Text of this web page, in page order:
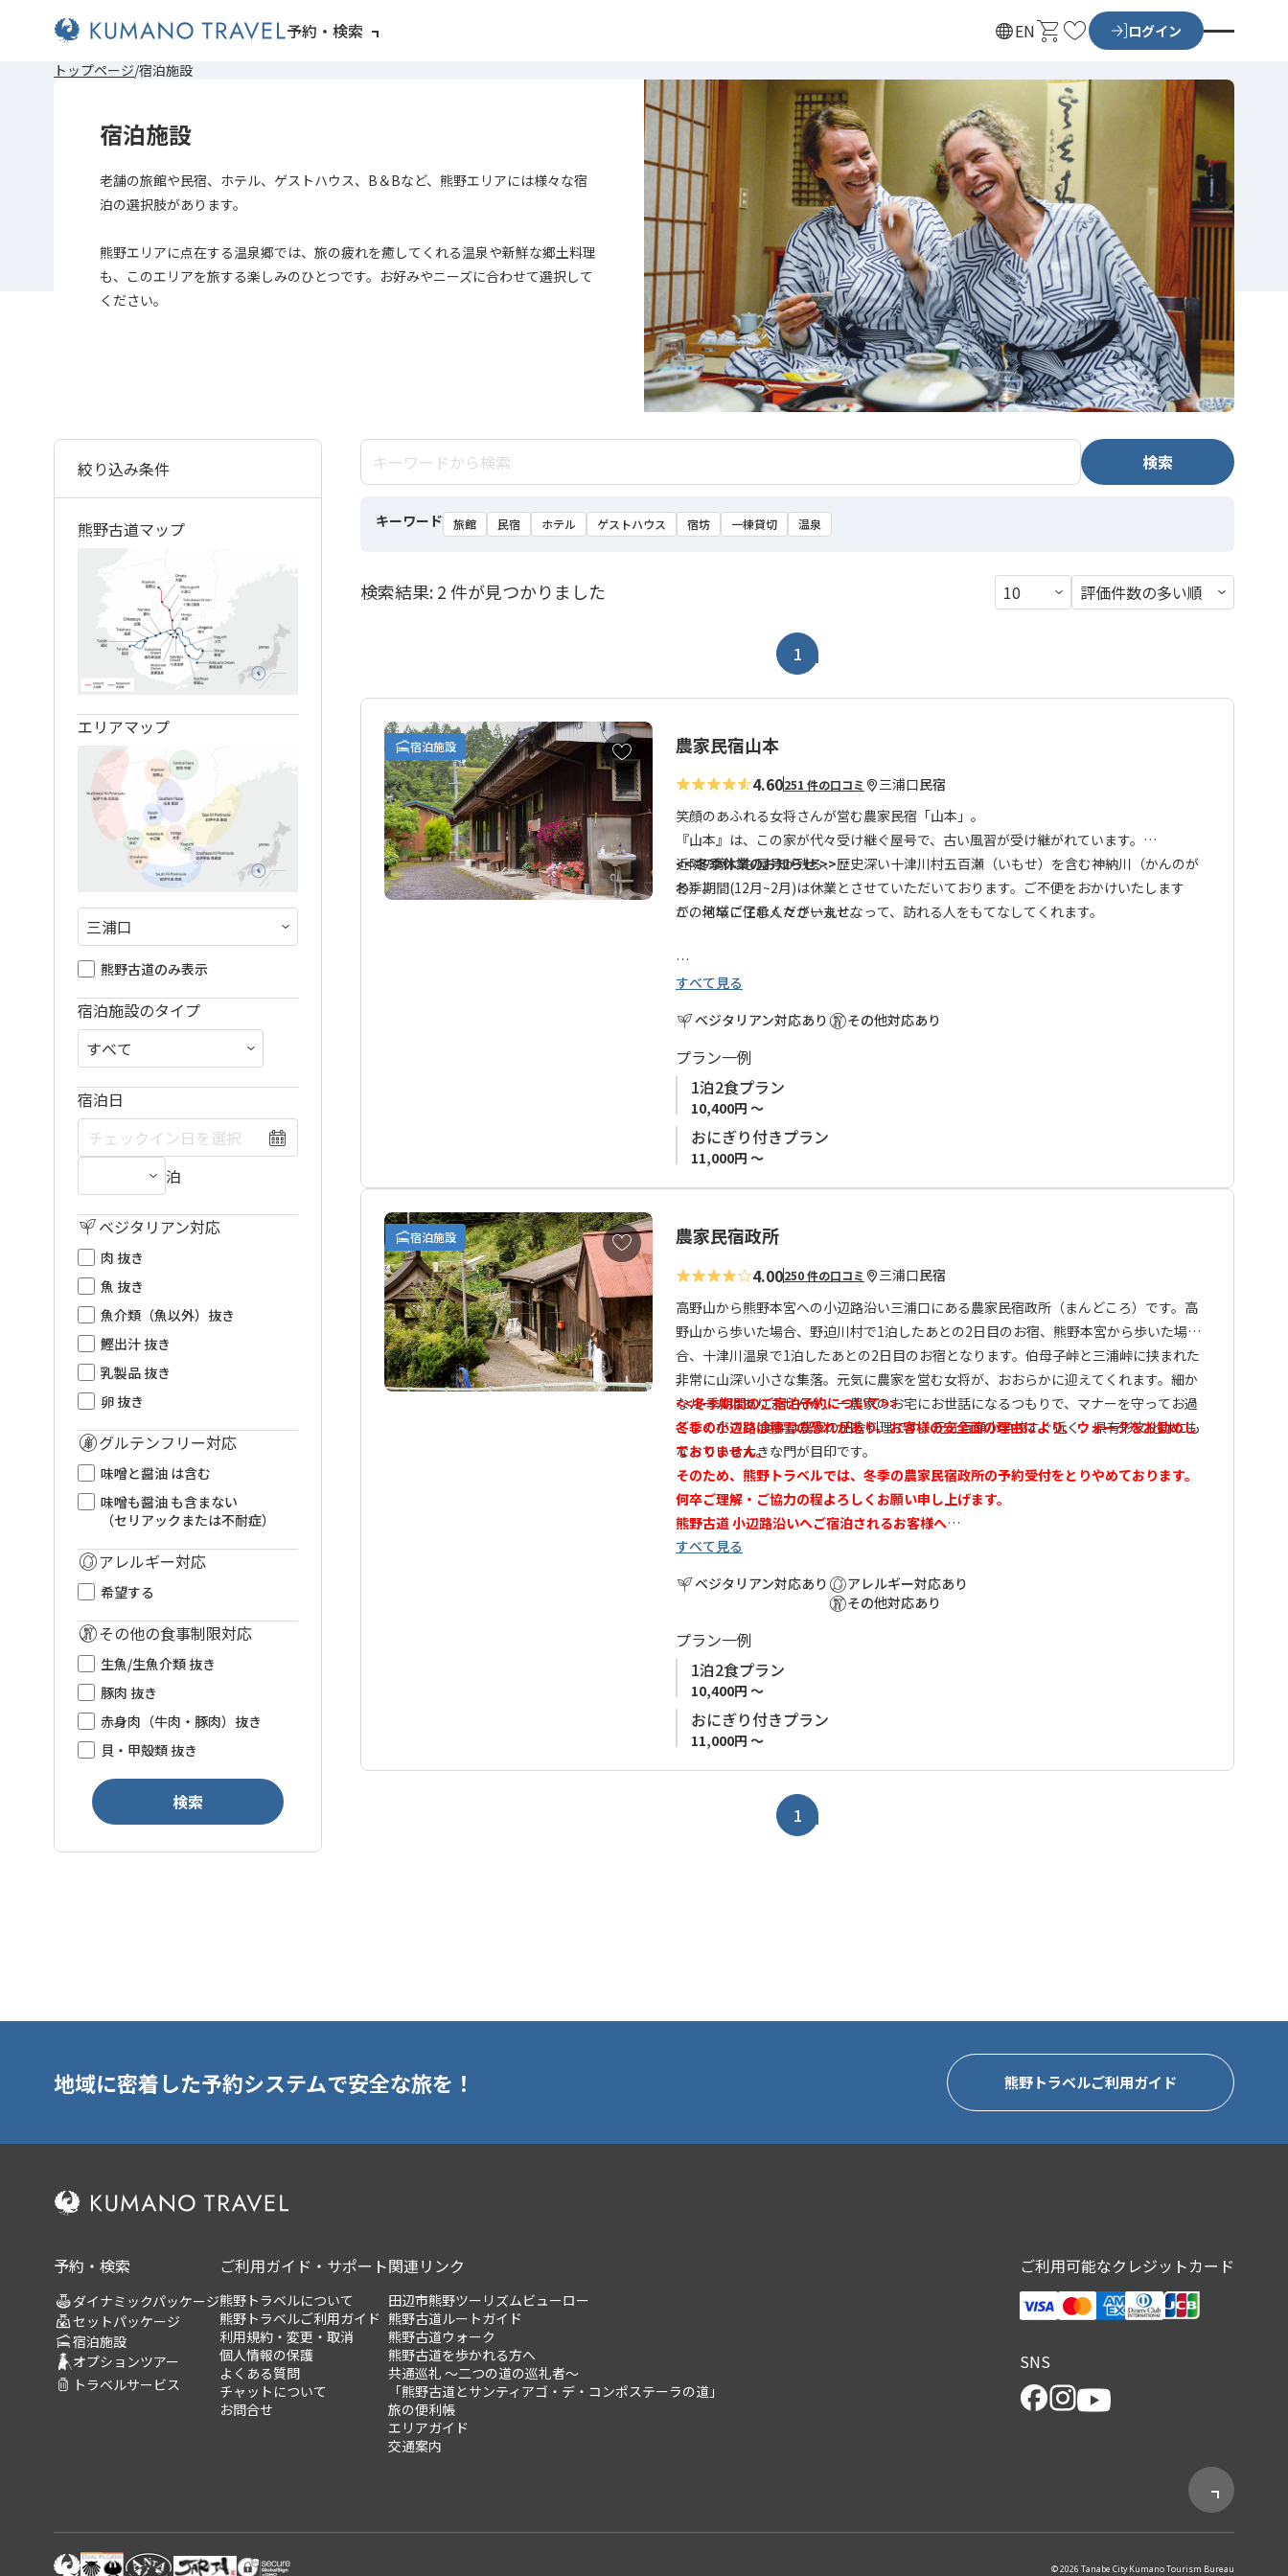
予約・検索 ENカ
ト
お
に
入
り
ログイン
トップページ 宿泊施設
宿泊施設
老舗の旅館や民宿、ホテル、ゲストハウス、B＆Bなど、熊野エリアには様々な宿
泊の選択肢があります。
熊野エリアに点在する温泉郷では、旅の疲れを癒してくれる温泉や新鮮な郷土料理
も、このエリアを旅する楽しみのひとつです。お好みやニーズに合わせて選択して
ください。
検索
キーワード 旅館 民宿 ホテル ゲストハウス 宿坊 一棟貸切 温泉
検索結果: 2 件が見つかりました
1
宿泊施設
お
気
に
入
り
に
追
加
農家民宿山本
4.60251 件の口コミ 三浦口民宿
笑顔のあふれる女将さんが営む農家民宿「山本」。
『山本』は、この家が代々受け継ぐ屋号で、古い風習が受け継がれています。
近隣の家にも屋号が残る、歴史深い十津川村五百瀬（いもせ）を含む神納川（かんのが
わ）。
この地域に住む人々が一丸となって、訪れる人をもてなしてくれます。
お部屋は平屋の客間をご用意しております。
新鮮で温かいお料理を、家族と一緒に、十津川の生活を感じながら、味わってみてくだ
さい。
十津川の自然、おいしい料理と女将さんの笑顔 これらのハーモニーが心に残る旅を演
出します。
熊野古道小辺路 伯母子峠登山口から3キロほどありますが、電話すればお宿オーナーが
送迎は「三浦口バス停」まで対応いただけます。
詳細は本ページ下部「アクセス」→「送迎」情報をご参照ください。
<< 冬季休業のお知らせ >>
冬季期間(12月~2月)は休業とさせていただいております。ご不便をおかけいたします
が、何卒ご了承くださいませ。
■熊野古道 小辺路沿いへご宿泊されるお客様へ■
めとする標高1,000ｍ以上の峠を三度も越える、熊野参詣道の中でも最も険しい道で
す。 中辺路ルートと比較し、”健脚者”向けのコースとなります。 弊社ではお客様の安全
確保の観点から、小辺路ルートを全区間歩かれる方には各集落（高野山、大股、三浦
口、十津川温泉）で宿泊地を手配して頂くようお願い致しております。 ※各集落での宿
泊施設の手配を、弊社予約サイトを通してお申込みいただけない場合、（お客様ご自身
で既にお手配された場合も含めて）宿泊先、および行程の確認連絡をさせて頂いており
すべて見る
ベジタリアン対応あり
その他対応あり
プラン一例
1泊2食プラン
10,400円 ～
おにぎり付きプラン
11,000円 ～
宿泊施設
お
気
に
入
り
に
追
加
農家民宿政所
4.00250 件の口コミ 三浦口民宿
高野山から熊野本宮への小辺路沿い三浦口にある農家民宿政所（まんどころ）です。高
野山から歩いた場合、野迫川村で1泊したあとの2日目のお宿、熊野本宮から歩いた場
合、十津川温泉で1泊したあとの2日目のお宿となります。伯母子峠と三浦峠に挟まれた
非常に山深い小さな集落。元気に農家を営む女将が、おおらかに迎えてくれます。細か
なルールはありませんが、一農家のお宅にお世話になるつもりで、マナーを守ってお過
ごしください 食事は農家の田舎料理です。元五百瀬小学校すぐ近く、県有形文化財にも
なっている大きな門が目印です。
<<冬季期間のご宿泊予約について>>
冬季の小辺路は積雪の恐れがあり、お客様の安全面の理由により、ウォークをお勧めし
ておりません。
そのため、 熊野トラベルでは、冬季の農家民宿政所の予約受付をとりやめております。
何卒ご理解・ご協力の程よろしくお願い申し上げます。
熊野古道 小辺路沿いへご宿泊されるお客様へ
めとする標高1,000ｍ以上の峠を三度も越える、熊野参詣道の中でも最も険しい道で
す。 中辺路ルートと比較し、”健脚者”向けのコースとなります。 弊社ではお客様の安全
確保の観点から、小辺路ルートを全区間歩かれる方には各集落（高野山、大股、三浦
口、十津川温泉）で宿泊地を手配して頂くようお願い致しております。 ※各集落での宿
泊施設の手配を、弊社予約サイトを通してお申込みいただけない場合、（お客様ご自身
で既にお手配された場合も含めて）宿泊先、および行程の確認連絡をさせて頂いており
ます。 ※お客様の安全の確認が取れない行程の場合、手配をお断りさせて頂く場合がご
すべて見る
ベジタリアン対応あり
アレルギー対応あり
その他対応あり
プラン一例
1泊2食プラン
10,400円 ～
おにぎり付きプラン
11,000円 ～
1
絞り込み条件
熊野古道マップ
エリアマップ
熊野古道のみ表示
宿泊施設のタイプ
宿泊日
泊
ベジタリアン対応
肉 抜き
魚 抜き
魚介類（魚以外）抜き
鰹出汁 抜き
乳製品 抜き
卵 抜き
グルテンフリー対応
味噌と醤油 は含む
味噌も醤油 も含まない
（セリアックまたは不耐症）
アレルギー対応
希望する
その他の食事制限対応
生魚/生魚介類 抜き
豚肉 抜き
赤身肉（牛肉・豚肉）抜き
貝・甲殻類 抜き
検索
地域に密着した予約システムで安全な旅を！ 熊野トラベルご利用ガイド
予約・検索
ダイナミックパッケージ
セットパッケージ
宿泊施設
オプションツアー
トラベルサービス
ご利用ガイド・サポート
熊野トラベルについて
熊野トラベルご利用ガイド
利用規約・変更・取消
個人情報の保護
よくある質問
チャットについて
お問合せ
関連リンク
田辺市熊野ツーリズムビューロー
熊野古道ルートガイド
熊野古道ウォーク
熊野古道を歩かれる方へ
共通巡礼 ～二つの道の巡礼者～
「熊野古道とサンティアゴ・デ・コンポステーラの道」
旅の便利帳
エリアガイド
交通案内
ご利用可能なクレジットカード
SNS
© 2026 Tanabe City Kumano Tourism Bureau